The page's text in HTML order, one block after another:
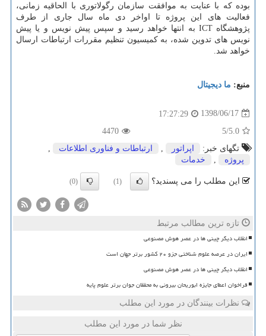
بوده كه با عنایت به موافقت سازمان رگولاتوری با الحاقیه زمانی،
فعالیت­ های این پروژه تا اواخر دی­ ماه سال جاری از طرف
پژوهشگاه ICT به انتها خواهد رسید و سپس پیش نویس و یا پیش‏
نویس‏ های تدوین شده، به كمیسیون تنظیم مقررات ارتباطات ارسال
خواهد شد.
منبع: ما دیجیتال
1398/06/17
17:27:29
5.0
/5
4470
تگهای خبر:
اپراتور ارتباطات و فناوری اطلاعات
پروژه
خدمات
این مطلب را می پسندید؟ (1)
(0)
تازه ترین مطالب مرتبط
انقلاب دیگر چینی ها در عصر هوش مصنوعی
ایران در عرصه علوم شناختی جزو ۲۰ کشور برتر جهان است
انقلاب دیگر چینی ها در عصر هوش مصنوعی
فراخوان اعطای جایزه ابوریحان بیرونی به محققان جوان برتر علوم پایه
نظرات بینندگان در مورد این مطلب
نظر شما در مورد این مطلب